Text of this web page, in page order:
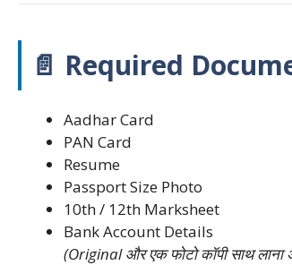
📄 Required
Aadhar Card
PAN Card
Resume
Passport Size Photo
10th / 12th Marksheet
Bank Account Details
(Original और एक फोटो कॉपी साथ लाना